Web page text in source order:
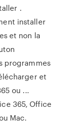
.
installer
et non la
programmes
et
ou ...
365, Office
Mac.